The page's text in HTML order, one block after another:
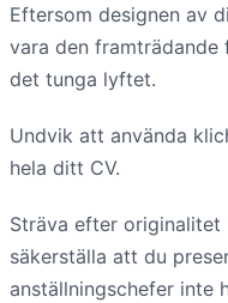
Eftersom designen av
vara den
det tunga lyftet.
Undvik att använda
hela ditt CV.
Sträva efter
säkerställa att du
anställningschefer inte